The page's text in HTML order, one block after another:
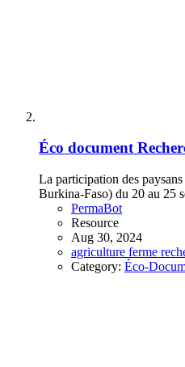
Éco document
La participation des
Burkina-Faso) du 20 au 25
PermaBot
Resource
Aug 30, 2024
agriculture ferme
Category: Éco-